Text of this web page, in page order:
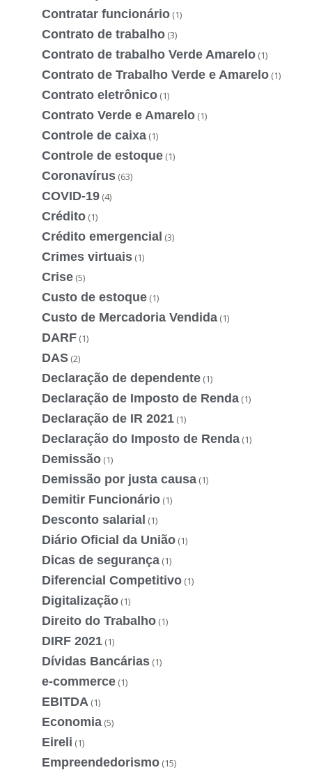
Contratar funcionário (1)
Contrato de trabalho (3)
Contrato de trabalho Verde Amarelo (1)
Contrato de Trabalho Verde e Amarelo (1)
Contrato eletrônico (1)
Contrato Verde e Amarelo (1)
Controle de caixa (1)
Controle de estoque (1)
Coronavírus (63)
COVID-19 (4)
Crédito (1)
Crédito emergencial (3)
Crimes virtuais (1)
Crise (5)
Custo de estoque (1)
Custo de Mercadoria Vendida (1)
DARF (1)
DAS (2)
Declaração de dependente (1)
Declaração de Imposto de Renda (1)
Declaração de IR 2021 (1)
Declaração do Imposto de Renda (1)
Demissão (1)
Demissão por justa causa (1)
Demitir Funcionário (1)
Desconto salarial (1)
Diário Oficial da União (1)
Dicas de segurança (1)
Diferencial Competitivo (1)
Digitalização (1)
Direito do Trabalho (1)
DIRF 2021 (1)
Dívidas Bancárias (1)
e-commerce (1)
EBITDA (1)
Economia (5)
Eireli (1)
Empreendedorismo (15)